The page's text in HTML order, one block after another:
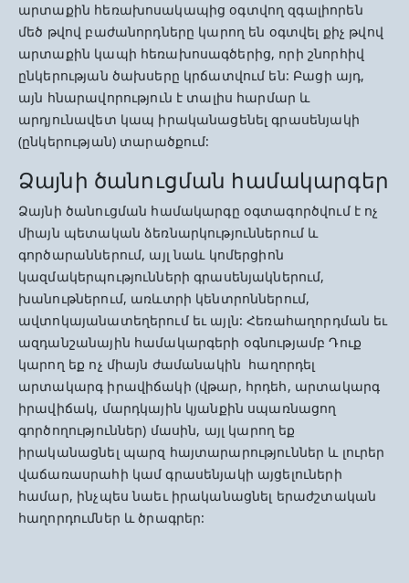
արտաքին հեռախոսակապից օգտվող զգալիորեն
մեծ թվով բաժանորդները կարող են օգտվել քիչ թվով
արտաքին կապի հեռախոսագծերից, որի շնորհիվ
ընկերության ծախսերը կրճատվում են: Բացի այդ,
այն հնարավորություն է տալիս հարմար և
արդյունավետ կապ իրականացենել գրասենյակի
(ընկերության) տարածքում:
Ձայնի ծանուցման համակարգեր
Ձայնի ծանուցման համակարգը օգտագործվում է ոչ
միայն պետական ձեռնարկություններում և
գործարաններում, այլ նաև կոմերցիոն
կազմակերպությունների գրասենյակներում,
խանութներում, առևտրի կենտրոններում,
ավտոկայանատեղերում եւ այլն: Հեռահաղորդման եւ
ազդանշանային համակարգերի օգնությամբ Դուք
կարող եք ոչ միայն ժամանակին հաղորդել
արտակարգ իրավիճակի (վթար, հրդեհ, արտակարգ
իրավիճակ, մարդկային կյանքին սպառնացող
գործողություններ) մասին, այլ կարող եք
իրականացնել պարզ հայտարարություններ և լուրեր
վաճառասրահի կամ գրասենյակի այցելուների
համար, ինչպես նաեւ իրականացնել երաժշտական
հաղորդումներ և ծրագրեր: